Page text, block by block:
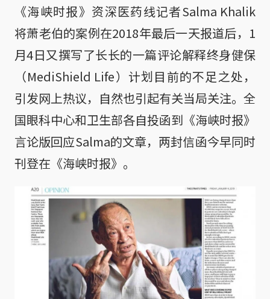
《海峡时报》资深医药线记者Salma Khalik
将萧老伯的案例在2018年最后一天报道后，1
月4日又撰写了长长的一篇评论解释终身健保
（MediShield Life）计划目前的不足之处，
引发网上热议，自然也引起有关当局关注。全
国眼科中心和卫生部各自投函到《海峡时报》
言论版回应Salma的文章，两封信函今早同时
刊登在《海峡时报》。